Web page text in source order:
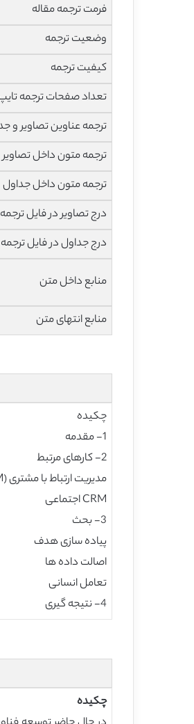
فرمت ترجمه مقاله
وضعیت ترجمه
کیفیت ترجمه
تعداد صفحات ترجمه
ترجمه عناوین تصاویر و
ترجمه متون داخل تصاویر
ترجمه متون داخل جداول
درج تصاویر در فایل ترجمه
درج جداول در فایل ترجمه
منابع داخل متن
منابع انتهای متن
چکیده
1- مقدمه
2- کارهای مرتبط
مدیریت ارتباط با مشتری (CRM)
CRM اجتماعی
3- بحث
پیاده سازی هدف
اصالت داده ها
تعامل انسانی
4- نتیجه گیری
چکیده